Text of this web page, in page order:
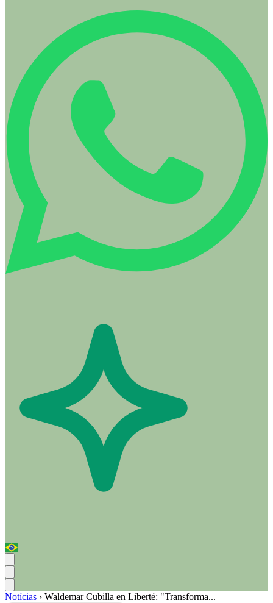
Notícias › Waldemar Cubilla en Liberté: "Transforma...